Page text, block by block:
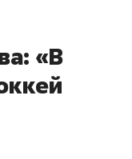
«В